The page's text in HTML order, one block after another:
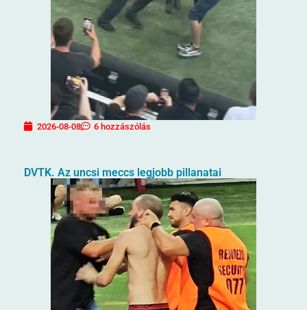
2026-08-08 6 hozzászólás
DVTK. Az uncsi meccs legjobb pillanatai